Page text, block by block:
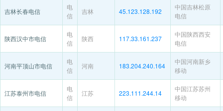
吉林长春电信
电
信
吉林 45.123.128.192
中国吉林松原
电信
陕西汉中市电信
电
信
陕西 117.33.161.237
中国陕西西安
电信
河南平顶山市电信
电
信
河南 183.204.240.164
中国河南新乡
移动
江苏泰州市电信
电
信
江苏 223.111.244.14
中国江苏苏州
移动